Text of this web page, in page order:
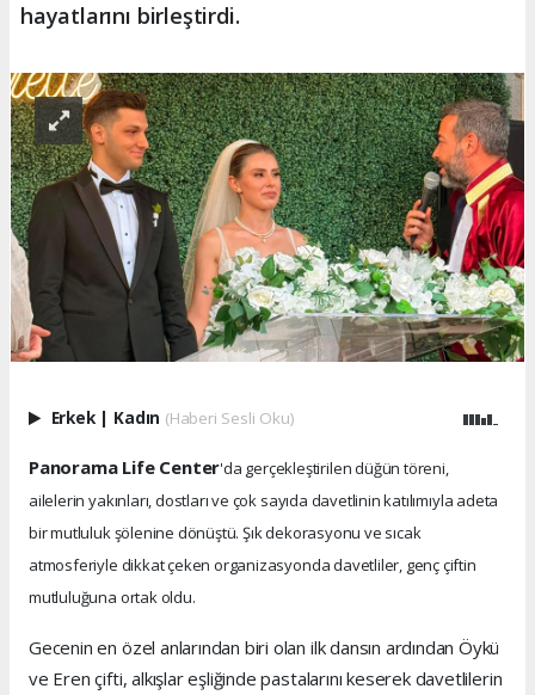
hayatlarını birleştirdi.
Erkek | Kadın (Haberi Sesli Oku)
Panorama Life Center'da gerçekleştirilen düğün töreni,
ailelerin yakınları, dostları ve çok sayıda davetlinin katılımıyla adeta
bir mutluluk şölenine dönüştü. Şık dekorasyonu ve sıcak
atmosferiyle dikkat çeken organizasyonda davetliler, genç çiftin
mutluluğuna ortak oldu.
Gecenin en özel anlarından biri olan ilk dansın ardından Öykü
ve Eren çifti, alkışlar eşliğinde pastalarını keserek davetlilerin